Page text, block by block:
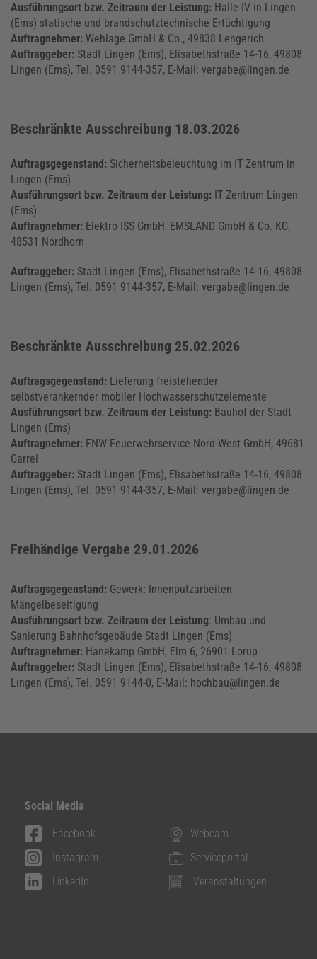
Ausführungsort bzw. Zeitraum der Leistung: Halle IV in Lingen
(Ems) statische und brandschutztechnische Ertüchtigung
Auftragnehmer: Wehlage GmbH & Co., 49838 Lengerich
Auftraggeber: Stadt Lingen (Ems), Elisabethstraße 14-16, 49808
Lingen (Ems), Tel. 0591 9144-357, E-Mail: vergabe@lingen.de
Beschränkte Ausschreibung 18.03.2026
Auftragsgegenstand: Sicherheitsbeleuchtung im IT Zentrum in
Lingen (Ems)
Ausführungsort bzw. Zeitraum der Leistung: IT Zentrum Lingen
(Ems)
Auftragnehmer: Elektro ISS GmbH, EMSLAND GmbH & Co. KG,
48531 Nordhorn
Auftraggeber: Stadt Lingen (Ems), Elisabethstraße 14-16, 49808
Lingen (Ems), Tel. 0591 9144-357, E-Mail: vergabe@lingen.de
Beschränkte Ausschreibung 25.02.2026
Auftragsgegenstand: Lieferung freistehender
selbstverankernder mobiler Hochwasserschutzelemente
Ausführungsort bzw. Zeitraum der Leistung: Bauhof der Stadt
Lingen (Ems)
Auftragnehmer: FNW Feuerwehrservice Nord-West GmbH, 49681
Garrel
Auftraggeber: Stadt Lingen (Ems), Elisabethstraße 14-16, 49808
Lingen (Ems), Tel. 0591 9144-357, E-Mail: vergabe@lingen.de
Freihändige Vergabe 29.01.2026
Auftragsgegenstand: Gewerk: Innenputzarbeiten -
Mängelbeseitigung
Ausführungsort bzw. Zeitraum der Leistung: Umbau und
Sanierung Bahnhofsgebäude Stadt Lingen (Ems)
Auftragnehmer: Hanekamp GmbH, Elm 6, 26901 Lorup
Auftraggeber: Stadt Lingen (Ems), Elisabethstraße 14-16, 49808
Lingen (Ems), Tel. 0591 9144-0, E-Mail: hochbau@lingen.de
Social Media
Facebook
Instagram
LinkedIn
Webcam
Serviceportal
Veranstaltungen